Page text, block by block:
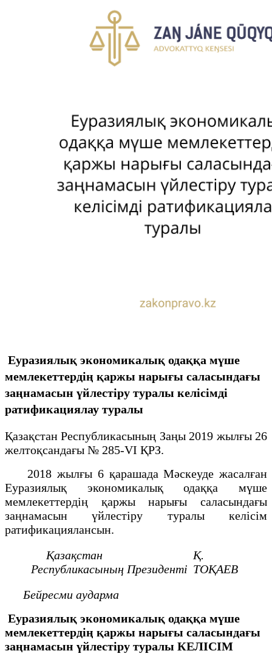
Еуразиялық экономикалық одаққа мүше
мемлекеттердің қаржы нарығы саласындағы
заңнамасын үйлестіру туралы келісімді
ратификациялау туралы
Қазақстан Республикасының Заңы 2019 жылғы 26
желтоқсандағы № 285-VІ ҚРЗ.
2018 жылғы 6 қарашада Мәскеуде жасалған
Еуразиялық экономикалық одаққа мүше
мемлекеттердің қаржы нарығы саласындағы
заңнамасын үйлестіру туралы келісім
ратификациялансын.
Қазақстан
Республикасының Президенті
Қ.
ТОҚАЕВ
Бейресми аударма
Еуразиялық экономикалық одаққа мүше
мемлекеттердің қаржы нарығы cаласындағы
заңнамасын үйлестіру туралы КЕЛІСІМ